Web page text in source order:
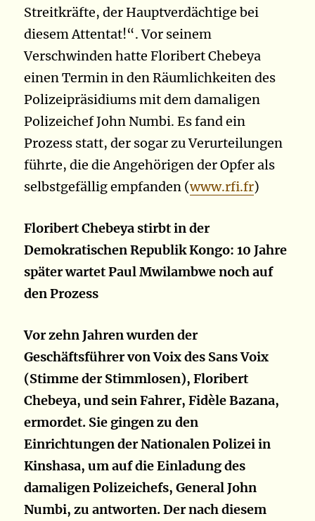
Streitkräfte, der Hauptverdächtige bei
diesem Attentat!“. Vor seinem
Verschwinden hatte Floribert Chebeya
einen Termin in den Räumlichkeiten des
Polizeipräsidiums mit dem damaligen
Polizeichef John Numbi. Es fand ein
Prozess statt, der sogar zu Verurteilungen
führte, die die Angehörigen der Opfer als
selbstgefällig empfanden (www.rfi.fr)
Floribert Chebeya stirbt in der
Demokratischen Republik Kongo: 10 Jahre
später wartet Paul Mwilambwe noch auf
den Prozess
Vor zehn Jahren wurden der
Geschäftsführer von Voix des Sans Voix
(Stimme der Stimmlosen), Floribert
Chebeya, und sein Fahrer, Fidèle Bazana,
ermordet. Sie gingen zu den
Einrichtungen der Nationalen Polizei in
Kinshasa, um auf die Einladung des
damaligen Polizeichefs, General John
Numbi, zu antworten. Der nach diesem